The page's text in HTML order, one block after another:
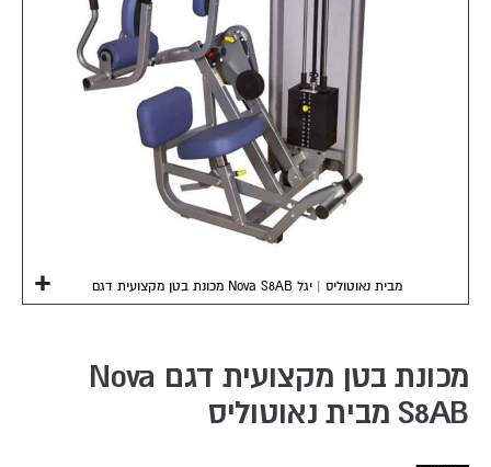
מכונת בטן מקצועית דגם Nova S8AB מבית נאוטוליס | יגל
beginning
of
מכונת בטן מקצועית דגם Nova
S8AB מבית נאוטוליס